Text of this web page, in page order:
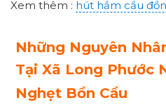
Xem thêm : hút hầm cầu
Những Nguyên
Tại Xã Long Phước
Nghẹt Bồn Cầu